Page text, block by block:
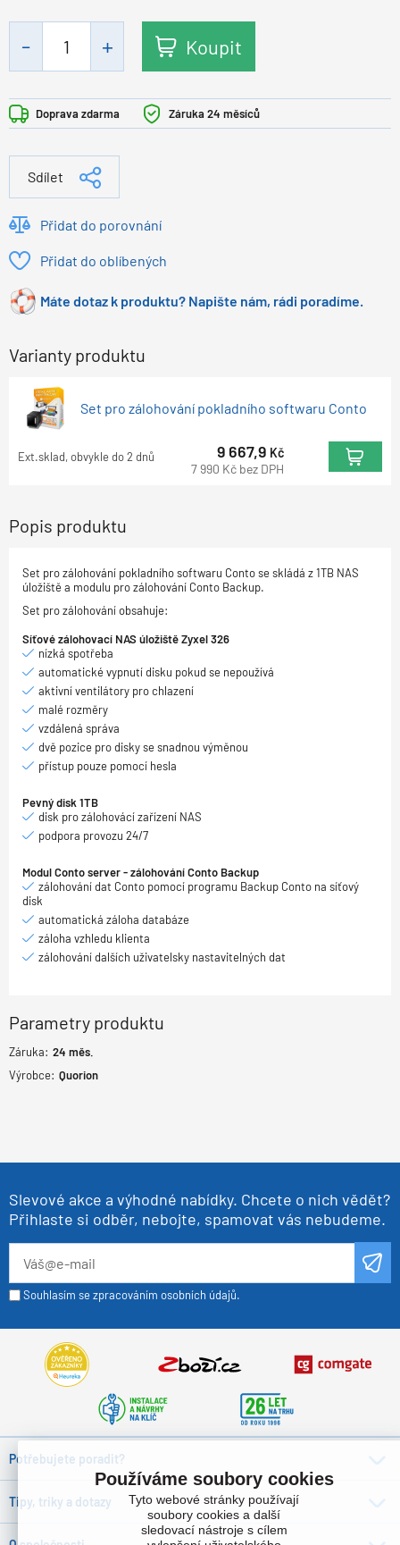
Koupit
Doprava zdarma Záruka 24 měsíců
Sdílet
Přidat do porovnání
Přidat do oblíbených
Máte dotaz k produktu? Napište nám, rádi poradíme.
Varianty produktu
Set pro zálohování pokladního softwaru Conto
Ext.sklad, obvykle do 2 dnů 9 667,9 Kč
7 990 Kč bez DPH
Popis produktu
Set pro zálohování pokladního softwaru Conto se skládá z 1TB NAS
úložiště a modulu pro zálohování Conto Backup.
Set pro zálohování obsahuje:
Síťové zálohovací NAS úložiště Zyxel 326
nízká spotřeba
automatické vypnutí disku pokud se nepoužívá
aktivní ventilátory pro chlazení
malé rozměry
vzdálená správa
dvě pozice pro disky se snadnou výměnou
přístup pouze pomocí hesla
Pevný disk 1TB
disk pro zálohovácí zařízení NAS
podpora provozu 24/7
Modul Conto server - zálohování Conto Backup
zálohování dat Conto pomocí programu Backup Conto na síťový
disk
automatická záloha databáze
záloha vzhledu klienta
zálohování dalších uživatelsky nastavitelných dat
Parametry produktu
Záruka: 24 měs.
Výrobce: Quorion
Slevové akce a výhodné nabídky. Chcete o nich vědět?
Přihlaste si odběr, nebojte, spamovat vás nebudeme.
Souhlasím se zpracováním osobních údajů.
Potřebujete poradit?
Tipy, triky a dotazy
Používáme soubory cookies
Tyto webové stránky používají
soubory cookies a další
sledovací nástroje s cílem